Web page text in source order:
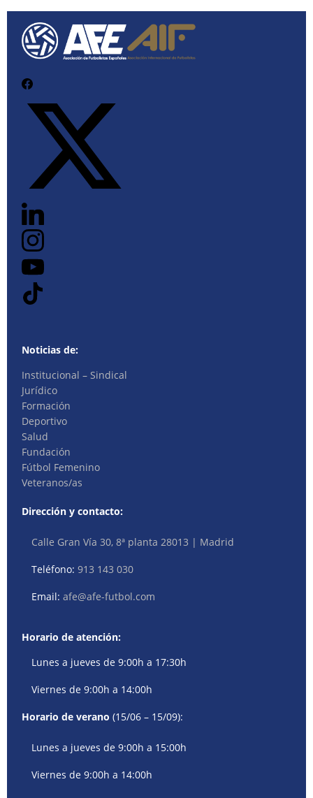
Noticias de:
Institucional – Sindical
Jurídico
Formación
Deportivo
Salud
Fundación
Fútbol Femenino
Veteranos/as
Dirección y contacto:
Calle Gran Vía 30, 8ª planta 28013 | Madrid
Teléfono:913 143 030
Email:afe@afe-futbol.com
Horario de atención:
Lunes a jueves de 9:00h a 17:30h
Viernes de 9:00h a 14:00h
Horario de verano (15/06 – 15/09):
Lunes a jueves de 9:00h a 15:00h
Viernes de 9:00h a 14:00h